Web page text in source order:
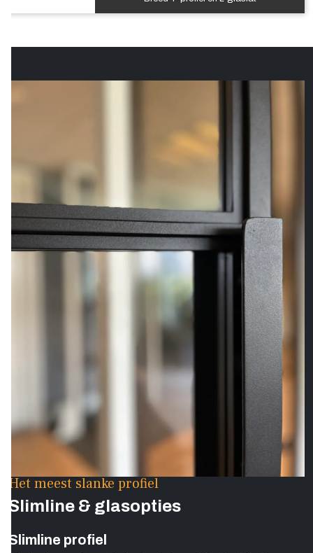
Het meest slanke profiel
Slimline & glasopties
Slimline profiel